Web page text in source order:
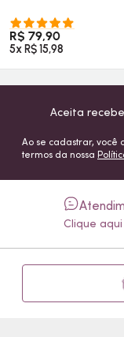
R$ 79,90
5x R$ 15,98
Aceita
Ao se cadastrar, você
termos da nossa
Clique